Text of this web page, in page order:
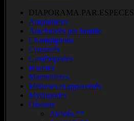
DIAPORAMA.PAR.ESPECES
Amphibiens
Arachnidés par famille
Champignons
Crustacés
Gastéropodes
Insectes
Mammiferes
Méduses.et.apparentés
Myriapodes
Oiseaux
Alcidés.**